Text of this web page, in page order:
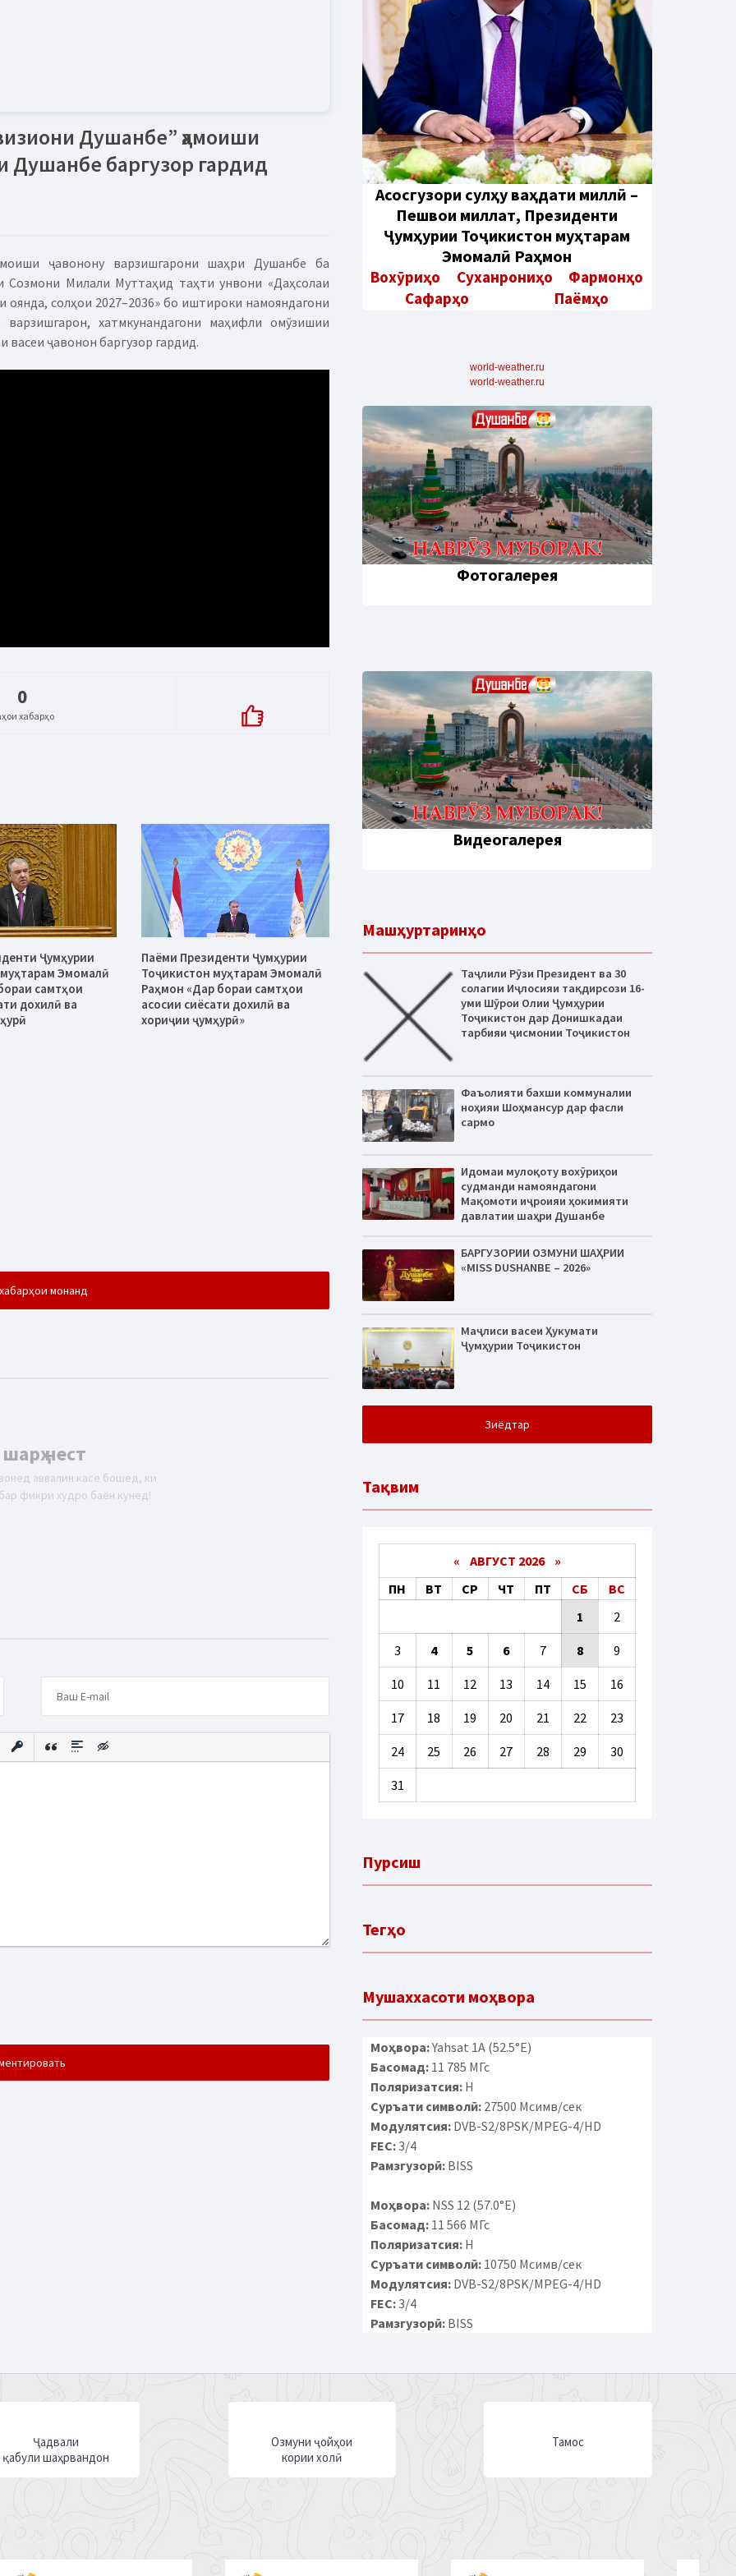
Душанбе” ҳамоиши
Душанбе баргузор гардид
ҷавонону варзишгарони шаҳри Душанбе ба
Милали Муттаҳид таҳти унвони «Даҳсолаи
оянда, солҳои 2027–2036» бо иштироки намояндагони
хатмкунандагони маҳифли омӯзишии
ҷавонон баргузор гардид.
0
хабарҳо
Ҷумҳурии
Эмомалӣ
самтҳои
дохилӣ ва
Паёми Президенти Ҷумҳурии
Тоҷикистон муҳтарам Эмомалӣ
Раҳмон «Дар бораи самтҳои
асосии сиёсати дохилӣ ва
хориҷии ҷумҳурӣ»
монанд
нест
аввалин касе бошед, ки
фикри худро баён кунед!
Aсосгузори сулҳу ваҳдати миллӣ –
Пешвои миллат, Президенти
Ҷумҳурии Тоҷикистон муҳтарам
Эмомалӣ Раҳмон
Вохӯриҳо Суханрониҳо
Фармонҳо
Сафарҳо
Паёмҳо
world-weather.ru
world-weather.ru
Фотогалерея
Видеогалерея
Машҳуртаринҳо
Таҷлили Рӯзи Президент ва 30
солагии Иҷлосияи тақдирсози 16-
уми Шӯрои Олии Ҷумҳурии
Тоҷикистон дар Донишкадаи
тарбияи ҷисмонии Тоҷикистон
Фаъолияти бахши коммуналии
ноҳияи Шоҳмансур дар фасли
сармо
Идомаи мулоқоту вохӯриҳои
судманди намояндагони
Мақомоти иҷроияи ҳокимияти
давлатии шаҳри Душанбе
БАРГУЗОРИИ ОЗМУНИ ШАҲРИИ
«MISS DUSHANBE – 2026»
Маҷлиси васеи Ҳукумати
Ҷумҳурии Тоҷикистон
Зиёдтар
Тақвим
« АВГУСТ 2026 »
ПН
ВТ СР ЧТ ПТ СБ
ВС
1
2
3 4 5 6 7 8 9
10 11 12 13 14 15 16
17 18 19 20 21 22 23
24 25 26 27 28 29 30
31
Пурсиш
Тегҳо
Мушаххасоти моҳвора
Моҳвора:Yahsat 1A (52.5°E)
Басомад:11 785 МГс
Поляризатсия:H
Суръати символӣ:27500 Мсимв/сек
Модулятсия:DVB-S2/8PSK/MPEG-4/HD
FEC:3/4
Рамзгузорӣ:BISS
Моҳвора:NSS 12 (57.0°E)
Басомад:11 566 МГс
Поляризатсия:H
Суръати символӣ:10750 Мсимв/сек
Модулятсия:DVB-S2/8PSK/MPEG-4/HD
FEC:3/4
Рамзгузорӣ:BISS
Ҷадвали
қабули шаҳрвандон
Озмуни ҷойҳои
кории холӣ
Тамос